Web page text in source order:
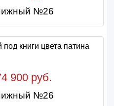
№26
900 руб.
№26